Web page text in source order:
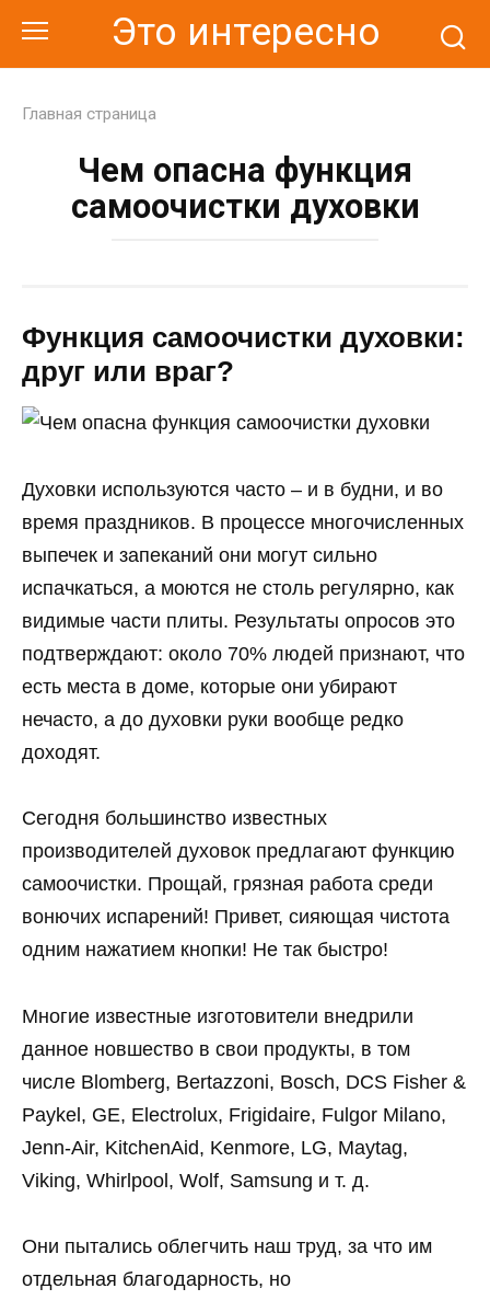
контенту
Это интересно
Главная страница
Чем опасна функция
самоочистки духовки
Функция самоочистки духовки:
друг или враг?
Духовки используются часто – и в будни, и во
время праздников. В процессе многочисленных
выпечек и запеканий они могут сильно
испачкаться, а моются не столь регулярно, как
видимые части плиты. Результаты опросов это
подтверждают: около 70% людей признают, что
есть места в доме, которые они убирают
нечасто, а до духовки руки вообще редко
доходят.
Сегодня большинство известных
производителей духовок предлагают функцию
самоочистки. Прощай, грязная работа среди
вонючих испарений! Привет, сияющая чистота
одним нажатием кнопки! Не так быстро!
Многие известные изготовители внедрили
данное новшество в свои продукты, в том
числе Blomberg, Bertazzoni, Bosch, DCS Fisher &
Paykel, GE, Electrolux, Frigidaire, Fulgor Milano,
Jenn-Air, KitchenAid, Kenmore, LG, Maytag,
Viking, Whirlpool, Wolf, Samsung и т. д.
Они пытались облегчить наш труд, за что им
отдельная благодарность, но